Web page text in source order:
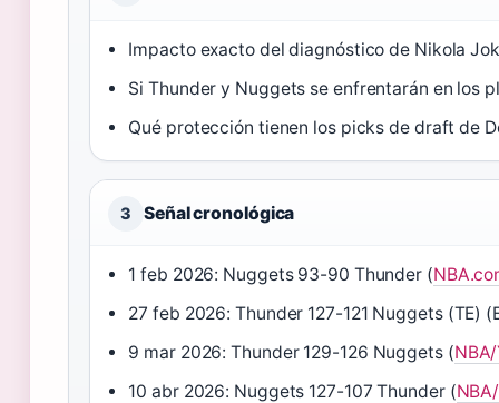
Impacto exacto del diagnóstico de Nikola
Si Thunder y Nuggets se enfrentarán en los
Qué protección tienen los picks de draft de
3 Señal cronológica
1 feb 2026: Nuggets 93-90 Thunder (
27 feb 2026: Thunder 127-121 Nuggets (TE)
9 mar 2026: Thunder 129-126 Nuggets (
10 abr 2026: Nuggets 127-107 Thunder (